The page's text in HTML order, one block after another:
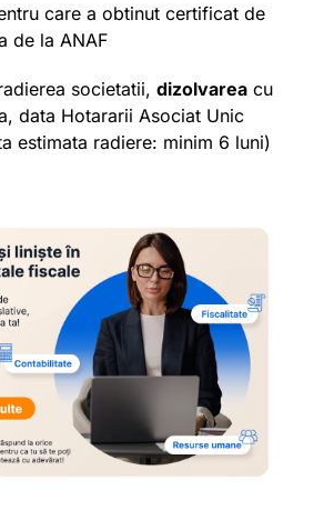
care a obtinut certificat de
de la ANAF
societatii, dizolvarea cu
data Hotararii Asociat Unic
estimata radiere: minim 6 luni)